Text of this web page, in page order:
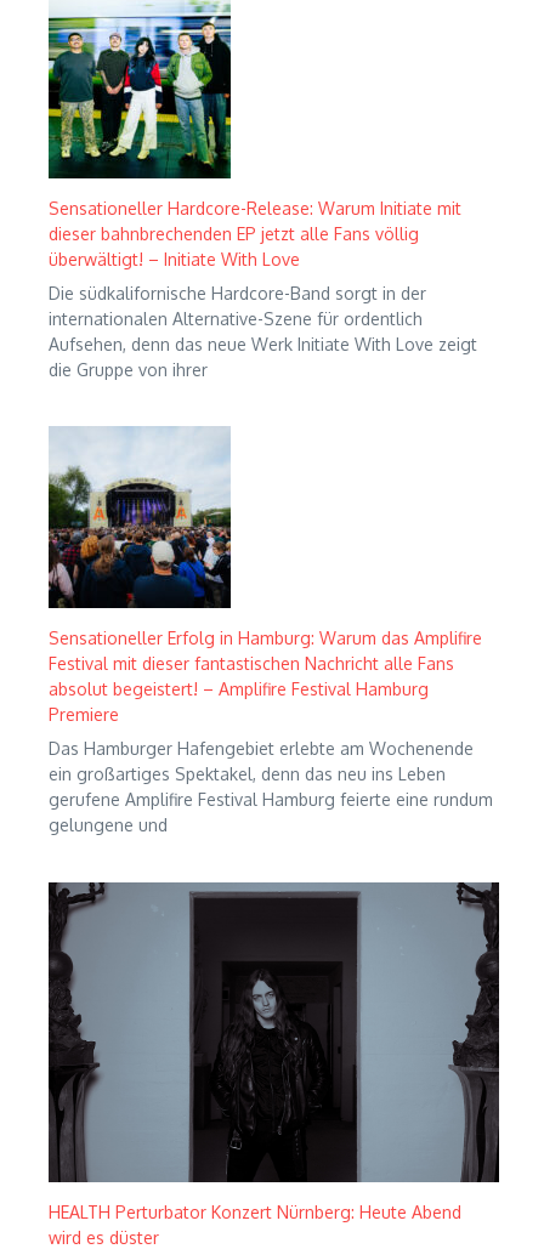
Sensationeller Hardcore-Release: Warum Initiate mit
dieser bahnbrechenden EP jetzt alle Fans völlig
überwältigt! – Initiate With Love
Die südkalifornische Hardcore-Band sorgt in der
internationalen Alternative-Szene für ordentlich
Aufsehen, denn das neue Werk Initiate With Love zeigt
die Gruppe von ihrer
Sensationeller Erfolg in Hamburg: Warum das Amplifire
Festival mit dieser fantastischen Nachricht alle Fans
absolut begeistert! – Amplifire Festival Hamburg
Premiere
Das Hamburger Hafengebiet erlebte am Wochenende
ein großartiges Spektakel, denn das neu ins Leben
gerufene Amplifire Festival Hamburg feierte eine rundum
gelungene und
HEALTH Perturbator Konzert Nürnberg: Heute Abend
wird es düster